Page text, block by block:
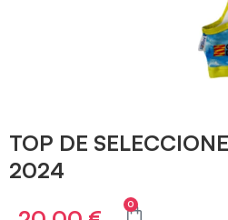
TOP DE
2024
0